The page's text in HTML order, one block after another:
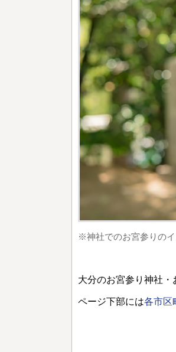
※神社でのお宮参りの
大分のお宮参り神社・
ページ下部には各市区